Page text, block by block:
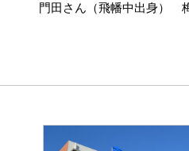
中出身） 梅崎